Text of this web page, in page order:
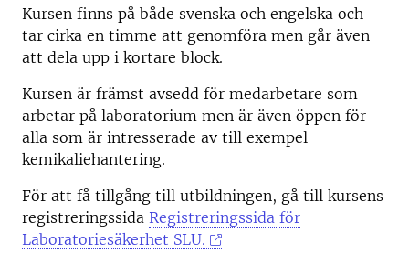
Kursen finns på både svenska och engelska och
tar cirka en timme att genomföra men går även
att dela upp i kortare block.
Kursen är främst avsedd för medarbetare som
arbetar på laboratorium men är även öppen för
alla som är intresserade av till exempel
kemikaliehantering.
För att få tillgång till utbildningen, gå till kursens
registreringssida Registreringssida för
Laboratoriesäkerhet SLU.